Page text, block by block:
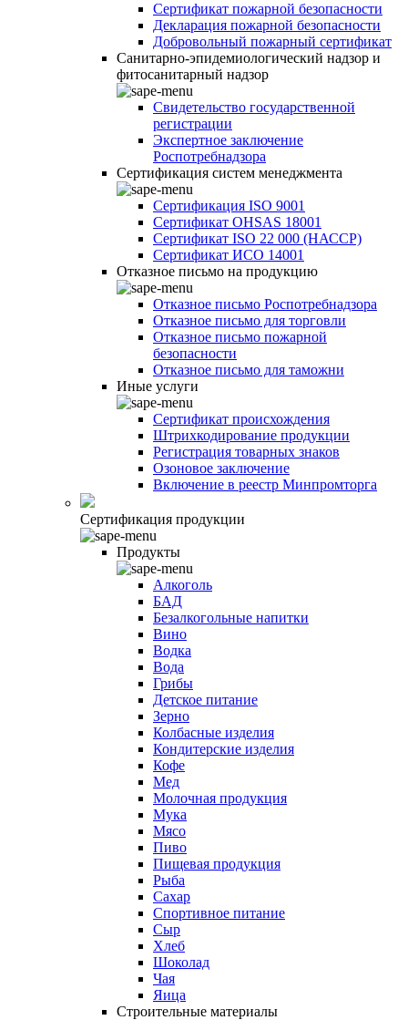
Сертификат пожарной безопасности
Декларация пожарной безопасности
Добровольный пожарный сертификат
Санитарно-эпидемиологический надзор и
фитосанитарный надзор
Свидетельство государственной
регистрации
Экспертное заключение
Роспотребнадзора
Сертификация систем менеджмента
Сертификация ISO 9001
Сертификат OHSAS 18001
Сертификат ISO 22 000 (НАССР)
Сертификат ИСО 14001
Отказное письмо на продукцию
Отказное письмо Роспотребнадзора
Отказное письмо для торговли
Отказное письмо пожарной
безопасности
Отказное письмо для таможни
Иные услуги
Сертификат происхождения
Штрихкодирование продукции
Регистрация товарных знаков
Озоновое заключение
Включение в реестр Минпромторга
Сертификация продукции
Продукты
Алкоголь
БАД
Безалкогольные напитки
Вино
Водка
Вода
Грибы
Детское питание
Зерно
Колбасные изделия
Кондитерские изделия
Кофе
Мед
Молочная продукция
Мука
Мясо
Пиво
Пищевая продукция
Рыба
Сахар
Спортивное питание
Сыр
Хлеб
Шоколад
Чая
Яица
Строительные материалы